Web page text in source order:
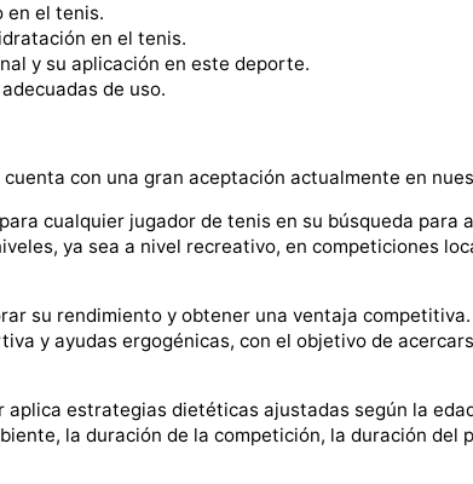
en el tenis.
en el tenis.
y su aplicación en este deporte.
de uso.
con una gran aceptación actualmente en
cualquier jugador de tenis en su búsqueda para
ya sea a nivel recreativo, en competiciones
su rendimiento y obtener una ventaja
y ayudas ergogénicas, con el objetivo de
estrategias dietéticas ajustadas según la
la duración de la competición, la duración del